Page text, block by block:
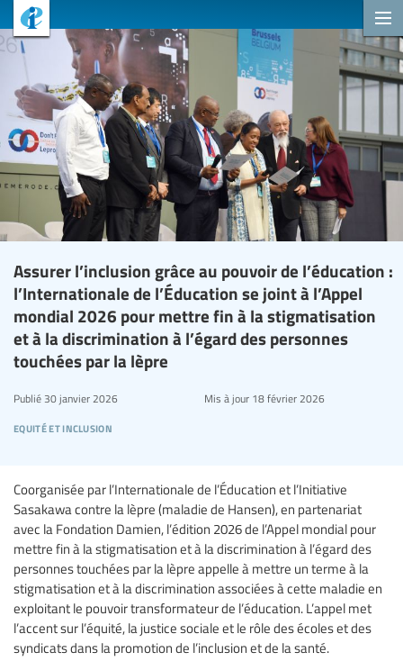
Assurer l’inclusion grâce au pouvoir de l’éducation :
l’Internationale de l’Éducation se joint à l’Appel
mondial 2026 pour mettre fin à la stigmatisation
et à la discrimination à l’égard des personnes
touchées par la lèpre
equité et inclusion
Publié 30 janvier 2026 Mis à jour18 février 2026
Coorganisée par l’Internationale de l’Éducation et l’Initiative
Sasakawa contre la lèpre (maladie de Hansen), en partenariat
avec la Fondation Damien, l’édition 2026 de l’Appel mondial pour
mettre fin à la stigmatisation et à la discrimination à l’égard des
personnes touchées par la lèpre appelle à mettre un terme à la
stigmatisation et à la discrimination associées à cette maladie en
exploitant le pouvoir transformateur de l’éducation. L’appel met
l’accent sur l’équité, la justice sociale et le rôle des écoles et des
syndicats dans la promotion de l’inclusion et de la santé.